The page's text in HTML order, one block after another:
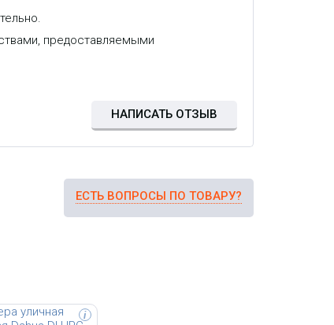
предоставляемыми
НАПИСАТЬ ОТЗЫВ
ЕСТЬ ВОПРОСЫ ПО ТОВАРУ?
i
IP-
1/2.8” CMOS;